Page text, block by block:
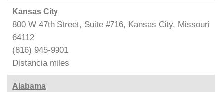
Kansas City
800 W 47th Street, Suite #716, Kansas City, Missouri
64112
(816) 945-9901
Distancia miles
Alabama